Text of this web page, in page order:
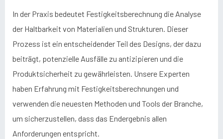
In der Praxis bedeutet Festigkeitsberechnung die Analyse
der Haltbarkeit von Materialien und Strukturen. Dieser
Prozess ist ein entscheidender Teil des Designs, der dazu
beiträgt, potenzielle Ausfälle zu antizipieren und die
Produktsicherheit zu gewährleisten. Unsere Experten
haben Erfahrung mit Festigkeitsberechnungen und
verwenden die neuesten Methoden und Tools der Branche,
um sicherzustellen, dass das Endergebnis allen
Anforderungen entspricht.